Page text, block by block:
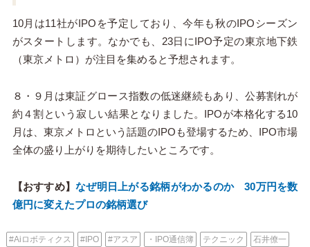
10月は11社がIPOを予定しており、今年も秋のIPOシーズン
がスタートします。なかでも、23日にIPO予定の東京地下鉄
（東京メトロ）が注目を集めると予想されます。
８・９月は東証グロース指数の低迷継続もあり、公募割れが
約４割という寂しい結果となりました。IPOが本格化する10
月は、東京メトロという話題のIPOも登場するため、IPO市場
全体の盛り上がりを期待したいところです。
【おすすめ】なぜ明日上がる銘柄がわかるのか 30万円を数
億円に変えたプロの銘柄選び
#Aiロボティクス #IPO #アスア ・IPO通信簿 テクニック 石井僚一